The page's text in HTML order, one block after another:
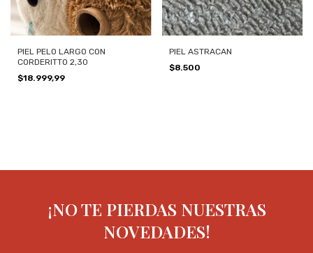
PIEL PELO LARGO CON
CORDERITTO 2,30
$18.999,99
PIEL ASTRACAN
$8.500
¡NO TE PIERDAS NUESTRAS
NOVEDADES!